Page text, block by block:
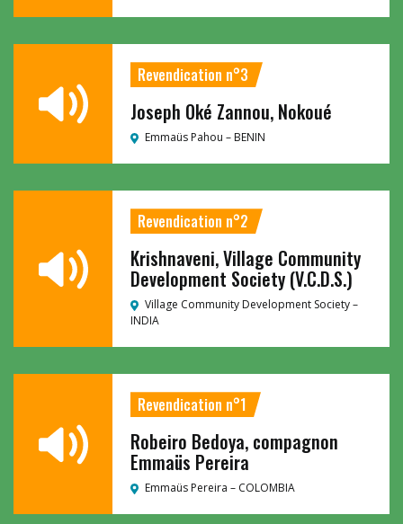
Revendication n°3
Joseph Oké Zannou, Nokoué
Emmaüs Pahou – BENIN
Revendication n°2
Krishnaveni, Village Community
Development Society (V.C.D.S.)
Village Community Development Society –
INDIA
Revendication n°1
Robeiro Bedoya, compagnon
Emmaüs Pereira
Emmaüs Pereira – COLOMBIA